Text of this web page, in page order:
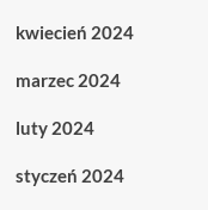
kwiecień 2024
marzec 2024
luty 2024
styczeń 2024